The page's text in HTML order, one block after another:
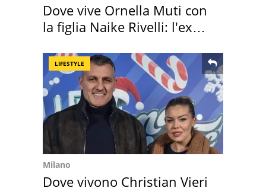
Dove vive Ornella Muti con
la figlia Naike Rivelli: l'ex
LIFESTYLE
Milano
Dove vivono Christian Vieri